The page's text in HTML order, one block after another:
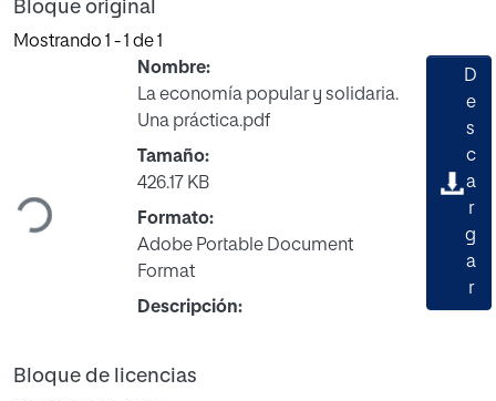
Bloque original
Mostrando 1 - 1 de 1
Cargando...
Nombre:
La economía popular y solidaria.
Una práctica.pdf
Tamaño:
426.17 KB
Formato:
Adobe Portable Document
Format
Descripción:
D
e
s
c
a
r
g
a
r
Bloque de licencias